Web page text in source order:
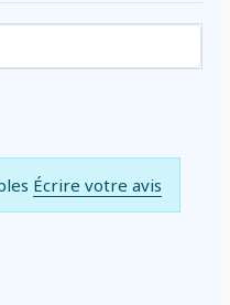
Écrire votre avis